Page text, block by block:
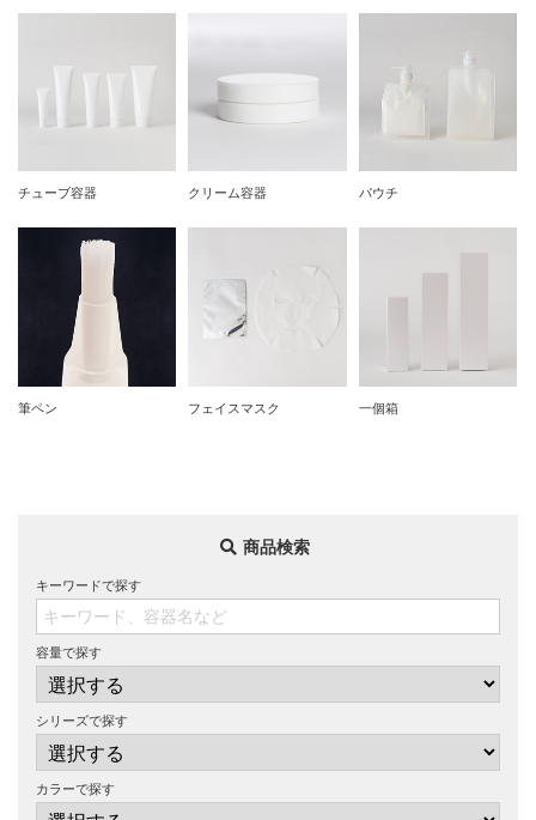
チューブ容器 クリーム容器 パウチ
筆ペン フェイスマスク 一個箱
商品検索
キーワードで探す
容量で探す
シリーズで探す
カラーで探す